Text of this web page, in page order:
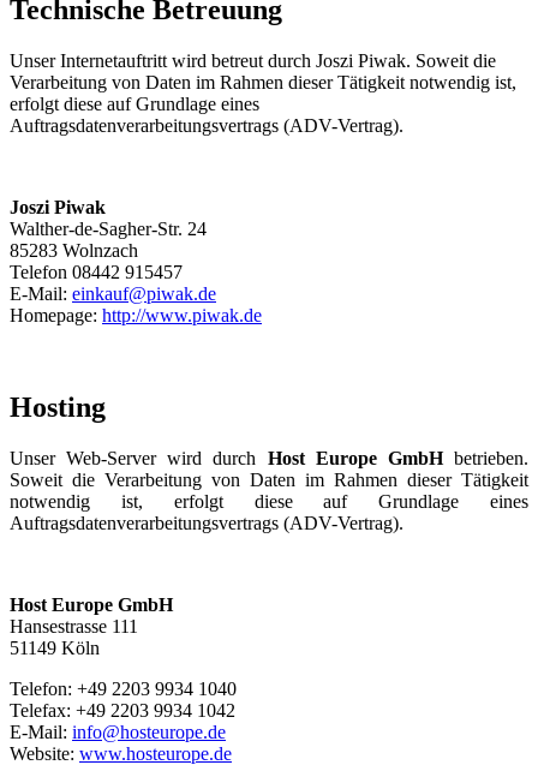
Technische Betreuung
Unser Internetauftritt wird betreut durch Joszi Piwak. Soweit die
Verarbeitung von Daten im Rahmen dieser Tätigkeit notwendig ist,
erfolgt diese auf Grundlage eines
Auftragsdatenverarbeitungsvertrags (ADV-Vertrag).
Joszi Piwak
Walther-de-Sagher-Str. 24
85283 Wolnzach
Telefon 08442 915457
E-Mail: einkauf@piwak.de
Homepage: http://www.piwak.de
Hosting
Unser Web-Server wird durch Host Europe GmbHbetrieben.
Soweit die Verarbeitung von Daten im Rahmen dieser Tätigkeit
notwendig ist, erfolgt diese auf Grundlage eines
Auftragsdatenverarbeitungsvertrags (ADV-Vertrag).
Host Europe GmbH
Hansestrasse 111
51149 Köln
Telefon: +49 2203 9934 1040
Telefax: +49 2203 9934 1042
E-Mail: info@hosteurope.de
Website: www.hosteurope.de